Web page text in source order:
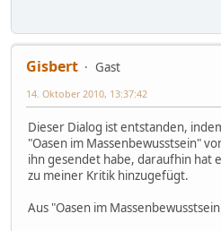
Gisbert
Gast
14. Oktober 2010, 13:37:42
Dieser Dialog ist entstanden,
"Oasen im Massenbewusstsein"
ihn gesendet habe, daraufhin hat
zu meiner Kritik hinzugefügt.
Aus "Oasen im